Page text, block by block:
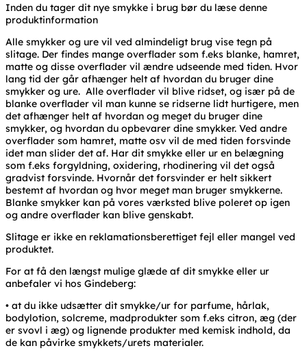
Inden du tager dit nye smykke i brug bør du læse denne
produktinformation
Alle smykker og ure vil ved almindeligt brug vise tegn på
slitage. Der findes mange overflader som f.eks blanke, hamret,
matte og disse overflader vil ændre udseende med tiden. Hvor
lang tid der går afhænger helt af hvordan du bruger dine
smykker og ure. Alle overflader vil blive ridset, og især på de
blanke overflader vil man kunne se ridserne lidt hurtigere, men
det afhænger helt af hvordan og meget du bruger dine
smykker, og hvordan du opbevarer dine smykker. Ved andre
overflader som hamret, matte osv vil de med tiden forsvinde
idet man slider det af. Har dit smykke eller ur en belægning
som f.eks forgyldning, oxidering, rhodinering vil det også
gradvist forsvinde. Hvornår det forsvinder er helt sikkert
bestemt af hvordan og hvor meget man bruger smykkerne.
Blanke smykker kan på vores værksted blive poleret op igen
og andre overflader kan blive genskabt.
Slitage er ikke en reklamationsberettiget fejl eller mangel ved
produktet.
For at få den længst mulige glæde af dit smykke eller ur
anbefaler vi hos Gindeberg:
• at du ikke udsætter dit smykke/ur for parfume, hårlak,
bodylotion, solcreme, madprodukter som f.eks citron, æg (der
er svovl i æg) og lignende produkter med kemisk indhold, da
de kan påvirke smykkets/urets materialer.